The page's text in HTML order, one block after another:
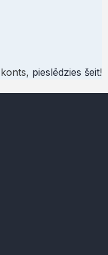
pieslēdzies šeit!